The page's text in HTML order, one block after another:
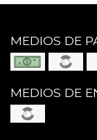
MEDIOS DE
MEDIOS DE